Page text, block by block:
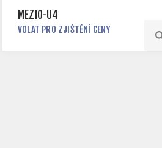
MEZIO-U4
VOLAT PRO ZJIŠTĚNÍ CENY